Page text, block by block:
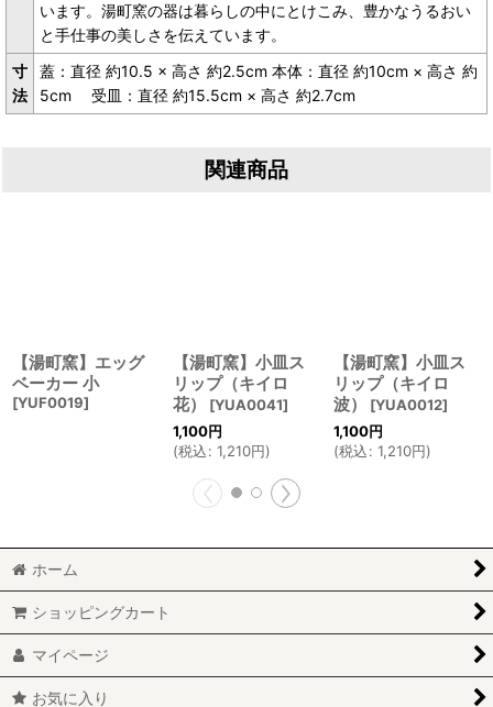
います。湯町窯の器は暮らしの中にとけこみ、豊かなうるおい
と手仕事の美しさを伝えています。
寸
法
蓋：直径 約10.5 × 高さ 約2.5cm 本体：直径 約10cm × 高さ 約
5cm 受皿：直径 約15.5cm × 高さ 約2.7cm
関連商品
【湯町窯】エッグ
ベーカー 小
[YUF0019]
【湯町窯】小皿ス
リップ（キイロ
花）
[YUA0041]
1,100円
(税込: 1,210円)
【湯町窯】小皿ス
リップ（キイロ
波）
[YUA0012]
1,100円
(税込: 1,210円)
ホーム
ショッピングカート
マイページ
お気に入り